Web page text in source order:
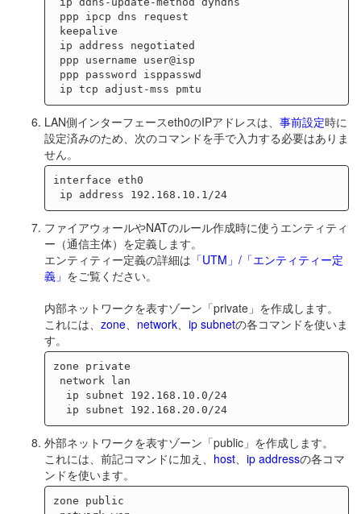
LAN側インターフェースeth0のIPアドレスは、 事前設定時に
設定済みのため、次のコマンドを手で入力する必要はありま
せん。
interface eth0
ip address 192.168.10.1/24
ファイアウォールやNATのルール作成時に使うエンティティ
ー（通信主体）を定義します。
エンティティー定義の詳細は 「UTM」/「エンティティー定
義」 をご覧ください。
内部ネットワークを表すゾーン「private」を作成します。
これには、 zone network ip subnetの各コマンドを使いま
す。
zone private
  ip subnet 192.168.20.0/24
外部ネットワークを表すゾーン「public」を作成します。
これには、前記コマンドに加え、 host ip addressの各コマ
ンドを使います。
zone public